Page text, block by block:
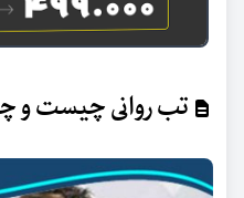
تب روانی چیست و